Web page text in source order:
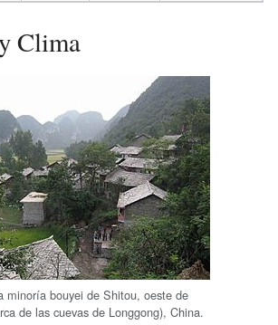
Clima
minoría bouyei de Shitou, oeste de
de las cuevas de Longgong), China.